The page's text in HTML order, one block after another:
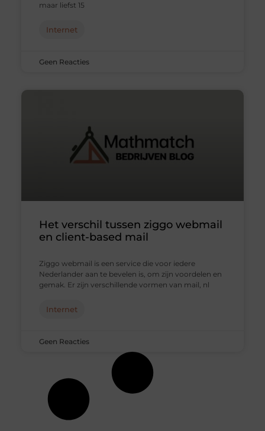
maar liefst 15
Internet
Geen Reacties
Het verschil tussen ziggo webmail
en client-based mail
Ziggo webmail is een service die voor iedere
Nederlander aan te bevelen is, om zijn voordelen en
gemak. Er zijn verschillende vormen van mail, nl
Internet
Geen Reacties